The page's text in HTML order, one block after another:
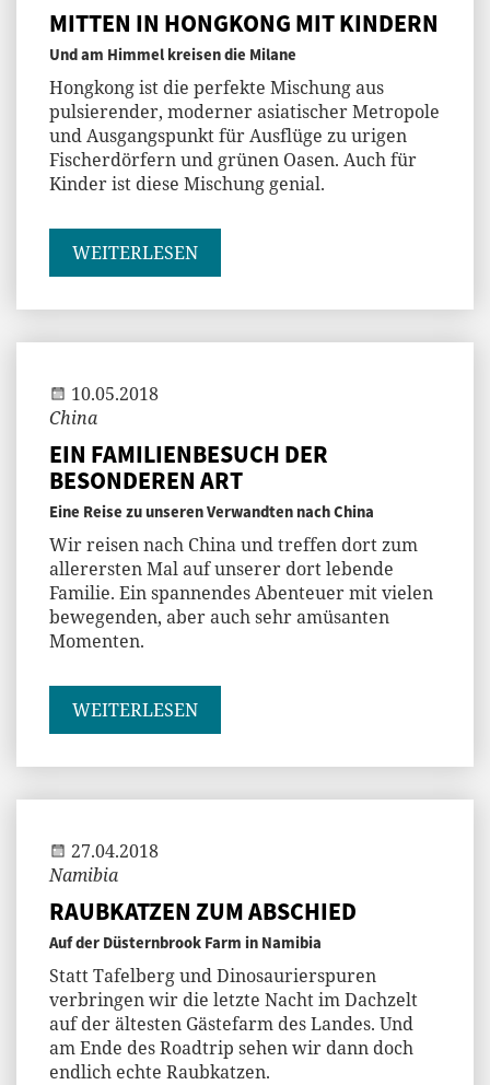
MITTEN IN HONGKONG MIT KINDERN
Und am Himmel kreisen die Milane
Hongkong ist die perfekte Mischung aus
pulsierender, moderner asiatischer Metropole
und Ausgangspunkt für Ausflüge zu urigen
Fischerdörfern und grünen Oasen. Auch für
Kinder ist diese Mischung genial.
WEITERLESEN
10.05.2018
China
EIN FAMILIENBESUCH DER
BESONDEREN ART
Eine Reise zu unseren Verwandten nach China
Wir reisen nach China und treffen dort zum
allerersten Mal auf unserer dort lebende
Familie. Ein spannendes Abenteuer mit vielen
bewegenden, aber auch sehr amüsanten
Momenten.
WEITERLESEN
27.04.2018
Namibia
RAUBKATZEN ZUM ABSCHIED
Auf der Düsternbrook Farm in Namibia
Statt Tafelberg und Dinosaurierspuren
verbringen wir die letzte Nacht im Dachzelt
auf der ältesten Gästefarm des Landes. Und
am Ende des Roadtrip sehen wir dann doch
endlich echte Raubkatzen.